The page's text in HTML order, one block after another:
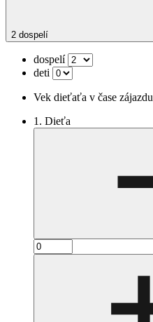
2 dospelí
dospelí
deti
Vek dieťaťa v čase zájazdu
1. Dieťa